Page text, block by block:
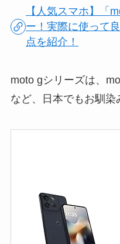
【人気スマホ】「
ー！実際に使って
点を紹介！
moto gシリーズは、
など、日本でもお馴染